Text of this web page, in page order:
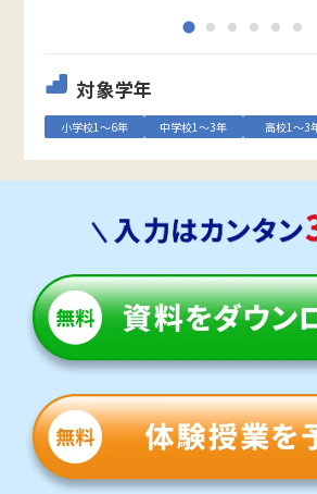
対象学年
小学校1～6年 中学校1～3年 高校1～3